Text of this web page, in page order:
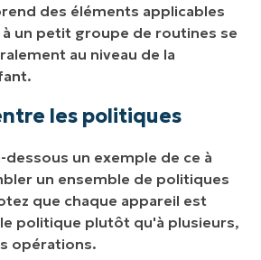
des éléments applicables
un petit groupe de routines se
au niveau de la
les politiques
un exemple de ce à
un ensemble de politiques
que chaque appareil est
politique plutôt qu'à plusieurs,
opérations.